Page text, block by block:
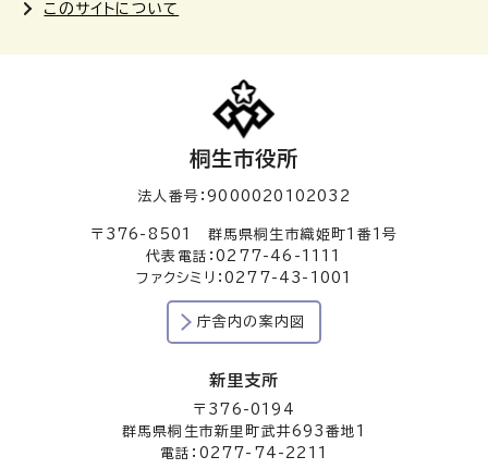
このサイトについて
桐生市役所
法人番号：9000020102032
〒376-8501 群馬県桐生市織姫町1番1号
代表電話：0277-46-1111
ファクシミリ：0277-43-1001
庁舎内の案内図
新里支所
〒376-0194
群馬県桐生市新里町武井693番地1
電話：0277-74-2211